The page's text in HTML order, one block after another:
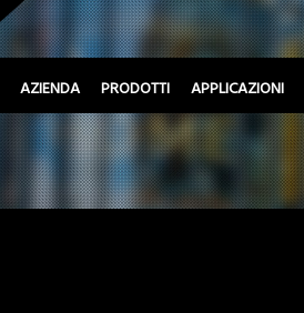
AZIENDA PRODOTTI APPLICAZIONI